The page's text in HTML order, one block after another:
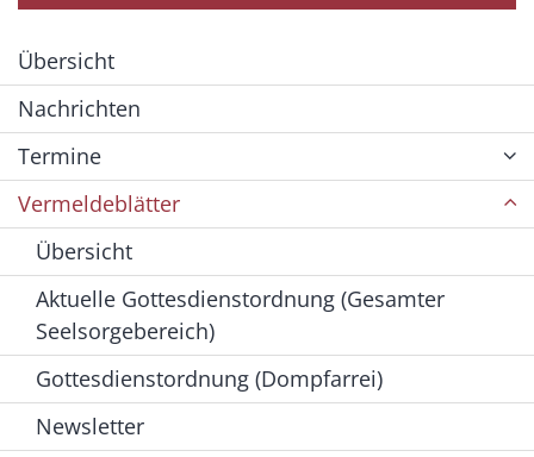
Übersicht
Nachrichten
Termine
Vermeldeblätter
Übersicht
Aktuelle Gottesdienstordnung (Gesamter
Seelsorgebereich)
Gottesdienstordnung (Dompfarrei)
Newsletter